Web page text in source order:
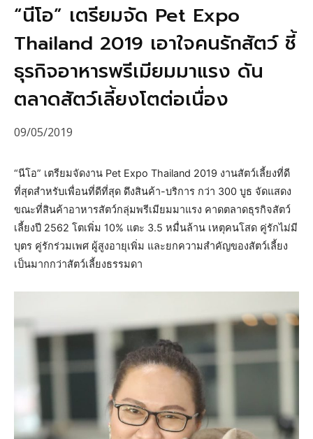
“นีโอ” เตรียมจัด Pet Expo
Thailand 2019 เอาใจคนรักสัตว์ ชี้
ธุรกิจอาหารพรีเมียมมาแรง ดัน
ตลาดสัตว์เลี้ยงโตต่อเนื่อง
09/05/2019
“นีโอ” เตรียมจัดงาน Pet Expo Thailand 2019 งานสัตว์เลี้ยงที่ดี
ที่สุดสำหรับเพื่อนที่ดีที่สุด ดึงสินค้า-บริการ กว่า 300 บูธ จัดแสดง
ขณะที่สินค้าอาหารสัตว์กลุ่มพรีเมียมมาแรง คาดตลาดธุรกิจสัตว์
เลี้ยงปี 2562 โตเพิ่ม 10% แตะ 3.5 หมื่นล้าน เหตุคนโสด คู่รักไม่มี
บุตร คู่รักร่วมเพศ ผู้สูงอายุเพิ่ม และยกความสำคัญของสัตว์เลี้ยง
เป็นมากกว่าสัตว์เลี้ยงธรรมดา